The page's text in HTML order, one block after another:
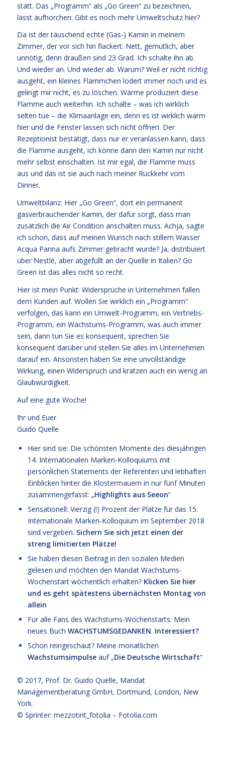
statt. Das „Programm“ als „Go Green“ zu bezeichnen,
lässt aufhorchen: Gibt es noch mehr Umweltschutz hier?
Da ist der täuschend echte (Gas-) Kamin in meinem
Zimmer, der vor sich hin flackert. Nett, gemütlich, aber
unnötig, denn draußen sind 23 Grad. Ich schalte ihn ab.
Und wieder an. Und wieder ab. Warum? Weil er nicht richtig
ausgeht, ein kleines Flämmchen lodert immer noch und es
gelingt mir nicht, es zu löschen. Wärme produziert diese
Flamme auch weiterhin. Ich schalte – was ich wirklich
selten tue – die Klimaanlage ein, denn es ist wirklich warm
hier und die Fenster lassen sich nicht öffnen. Der
Rezeptionist bestätigt, dass nur er veranlassen kann, dass
die Flamme ausgeht, ich könne dann den Kamin nur nicht
mehr selbst einschalten. Ist mir egal, die Flamme muss
aus und das ist sie auch nach meiner Rückkehr vom
Dinner.
Umweltbilanz: Hier „Go Green“, dort ein permanent
gasverbrauchender Kamin, der dafür sorgt, dass man
zusätzlich die Air Condition anschalten muss. Achja, sagte
ich schon, dass auf meinen Wunsch nach stillem Wasser
Acqua Panna aufs Zimmer gebracht wurde? Ja, distribuiert
über Nestlé, aber abgefüllt an der Quelle in Italien? Go
Green ist das alles nicht so recht.
Hier ist mein Punkt: Widersprüche in Unternehmen fallen
dem Kunden auf. Wollen Sie wirklich ein „Programm“
verfolgen, das kann ein Umwelt-Programm, ein Vertriebs-
Programm, ein Wachstums-Programm, was auch immer
sein, dann tun Sie es konsequent, sprechen Sie
konsequent darüber und stellen Sie alles im Unternehmen
darauf ein. Ansonsten haben Sie eine unvollständige
Wirkung, einen Widerspruch und kratzen auch ein wenig an
Glaubwürdigkeit.
Auf eine gute Woche!
Ihr und Euer
Guido Quelle
Hier sind sie: Die schönsten Momente des diesjährigen
14. Internationalen Marken-Kolloquiums mit
persönlichen Statements der Referenten und lebhaften
Einblicken hinter die Klostermauern in nur fünf Minuten
zusammengefasst: „Highlights aus Seeon“
Sensationell: Vierzig (!) Prozent der Plätze für das 15.
Internationale Marken-Kolloquium im September 2018
sind vergeben. Sichern Sie sich jetzt einen der
streng limitierten Plätze!
Sie haben diesen Beitrag in den sozialen Medien
gelesen und möchten den Mandat Wachstums-
Wochenstart wöchentlich erhalten? Klicken Sie hier
und es geht spätestens übernächsten Montag von
allein
Für alle Fans des Wachstums-Wochenstarts: Mein
neues Buch WACHSTUMSGEDANKEN. Interessiert?
Schon reingeschaut? Meine monatlichen
Wachstumsimpulseauf „Die Deutsche Wirtschaft“
© 2017, Prof. Dr. Guido Quelle, Mandat
Managementberatung GmbH, Dortmund, London, New
York.
© Sprinter: mezzotint_fotolia – Fotolia.com